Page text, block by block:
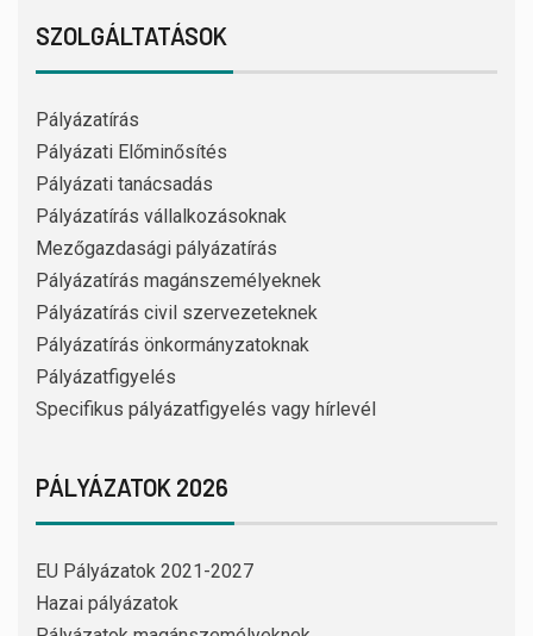
SZOLGÁLTATÁSOK
Pályázatírás
Pályázati Előminősítés
Pályázati tanácsadás
Pályázatírás vállalkozásoknak
Mezőgazdasági pályázatírás
Pályázatírás magánszemélyeknek
Pályázatírás civil szervezeteknek
Pályázatírás önkormányzatoknak
Pályázatfigyelés
Specifikus pályázatfigyelés vagy hírlevél
PÁLYÁZATOK 2026
EU Pályázatok 2021-2027
Hazai pályázatok